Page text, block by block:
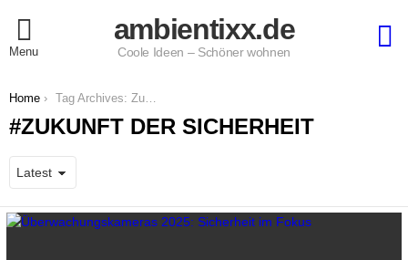
Menu
ambientixx.de
Coole Ideen – Schöner wohnen
You are here:
Home Tag Archives: Zukunft der Sicherheit
ZUKUNFT DER SICHERHEIT